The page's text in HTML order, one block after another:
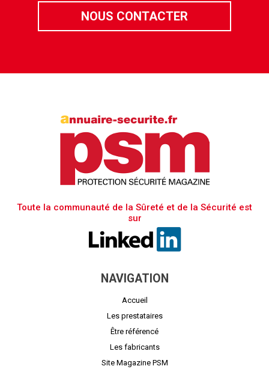
NOUS CONTACTER
Toute la communauté de la Sûreté et de la Sécurité est
sur
NAVIGATION
Accueil
Les prestataires
Être référencé
Les fabricants
Site Magazine PSM